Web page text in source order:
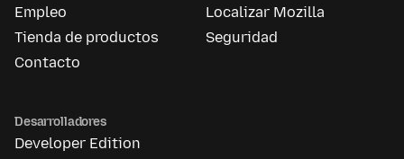
Empleo
Tienda de productos
Contacto
Localizar Mozilla
Seguridad
Desarrolladores
Developer Edition